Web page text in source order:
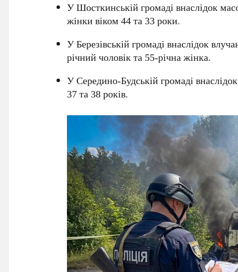
У Шосткинській громаді внаслідок
жінки віком 44 та 33 роки.
У Березівській громаді внаслідок
річний чоловік та 55-річна жінка.
У Середино-Будській громаді
37 та 38 років.